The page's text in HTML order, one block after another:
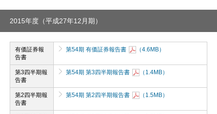
2015年度（平成27年12月期）
有価証券報
告書
第54期 有価証券報告書 （4.6MB）
第3四半期報
告書
第54期 第3四半期報告書 （1.4MB）
第2四半期報
告書
第54期 第2四半期報告書 （1.5MB）